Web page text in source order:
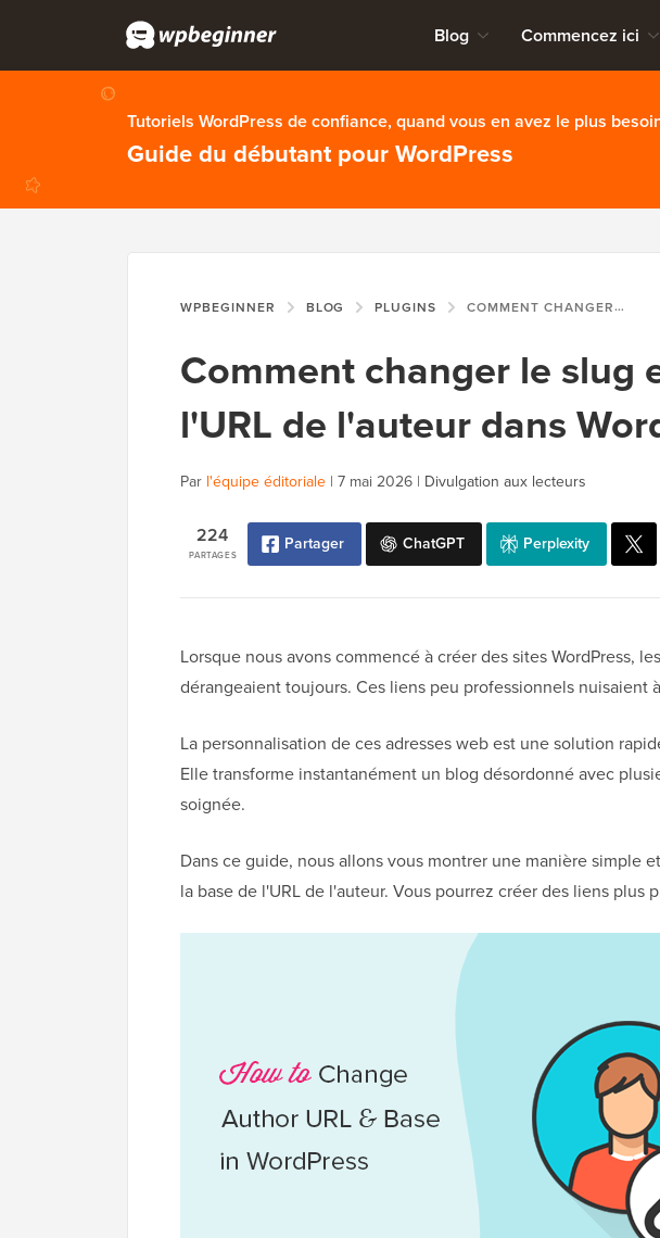
Blog Commencez ici
Tutoriels WordPress de confiance, quand vous en avez le plus
Guide du débutant pour WordPress
WPBEGINNER BLOG PLUGINS COMMENT CHANGER LE SLUG ET LA BASE DE L'URL DE L'AUTEUR DANS WORDPRESS
Comment changer le slug
l'URL de l'auteur dans
Par l'équipe éditoriale | 7 mai 2026 | Divulgation aux lecteurs
PARTAGES
224 Partager ChatGPT Perplexity
Lorsque nous avons commencé à créer des sites WordPress,
dérangeaient toujours. Ces liens peu professionnels nuisaient
La personnalisation de ces adresses web est une solution
Elle transforme instantanément un blog désordonné avec
soignée.
Dans ce guide, nous allons vous montrer une manière simple
la base de l'URL de l'auteur. Vous pourrez créer des liens plus